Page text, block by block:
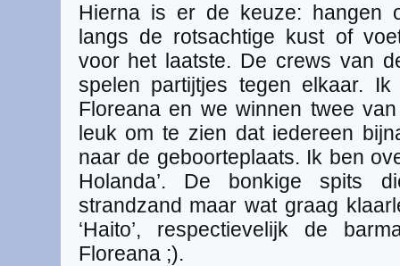
Hierna is er de keuze: hangen
langs de rotsachtige kust of
voor het laatste. De crews van
spelen partijtjes tegen elkaar.
Floreana en we winnen twee
leuk om te zien dat iedereen
naar de geboorteplaats. Ik ben
Holanda’. De bonkige spits
strandzand maar wat graag
‘Haito’, respectievelijk de
Floreana ;).